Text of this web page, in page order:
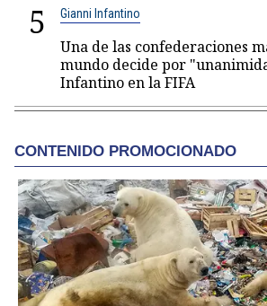
5 Gianni Infantino
Una de las confederaciones
mundo decide por
Infantino en la FIFA